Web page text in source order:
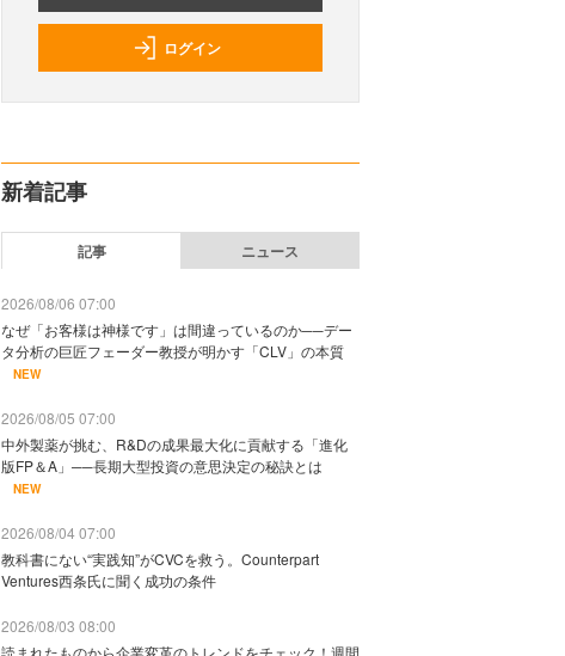
ログイン
新着記事
記事 ニュース
2026/08/06 07:00
なぜ「お客様は神様です」は間違っているのか──デー
タ分析の巨匠フェーダー教授が明かす「CLV」の本質
NEW
2026/08/05 07:00
中外製薬が挑む、R&Dの成果最大化に貢献する「進化
版FP＆A」──長期大型投資の意思決定の秘訣とは
NEW
2026/08/04 07:00
教科書にない“実践知”がCVCを救う。Counterpart
Ventures西条氏に聞く成功の条件
2026/08/03 08:00
読まれたものから企業変革のトレンドをチェック！週間